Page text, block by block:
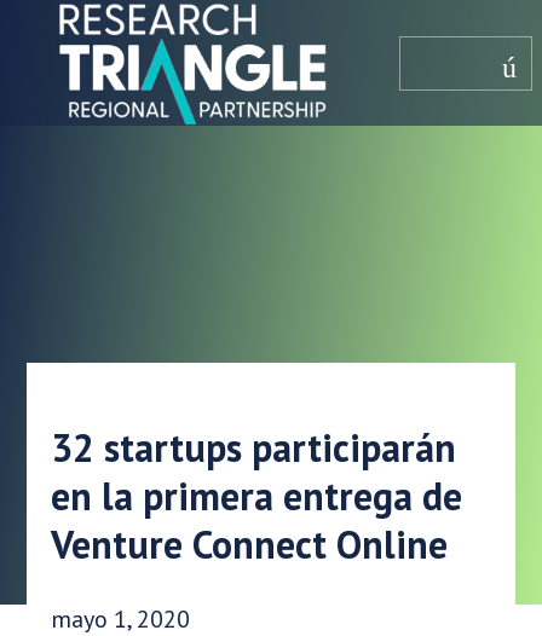
saltar al contenido
menú
32 startups participarán
en la primera entrega de
Venture Connect Online
Fecha de publicación:
mayo 1, 2020